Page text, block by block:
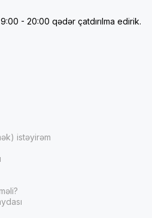
- 20:00 qədər çatdırılma edirik.
istəyirəm